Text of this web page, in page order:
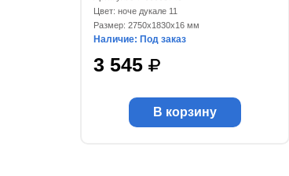
Цвет: ноче дукале 11
Размер: 2750x1830x16 мм
Наличие: Под заказ
3 545
В корзину